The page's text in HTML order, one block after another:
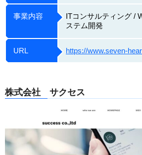
事業内容
ITコンサルティング /
ステム開発
URL https://www.seven-
株式会社 サクセス